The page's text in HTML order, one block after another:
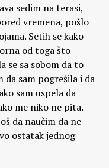
sedim na terasi,
vremena, pošlo
Setih se kako
od toga što
se sa sobom da to
da sam pogrešila i da
sam uspela da
me niko ne pita.
da naučim da ne
ostatak jednog